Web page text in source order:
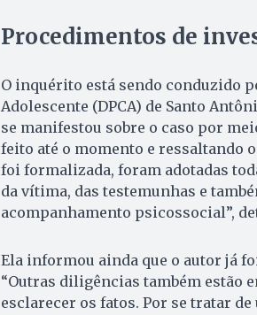
Procedimentos de
O inquérito está sendo conduzido
Adolescente (DPCA) de Santo
se manifestou sobre o caso por
feito até o momento e ressaltando
foi formalizada, foram adotadas
da vítima, das testemunhas e
acompanhamento psicossocial”,
Ela informou ainda que o autor já
“Outras diligências também estão
esclarecer os fatos. Por se tratar